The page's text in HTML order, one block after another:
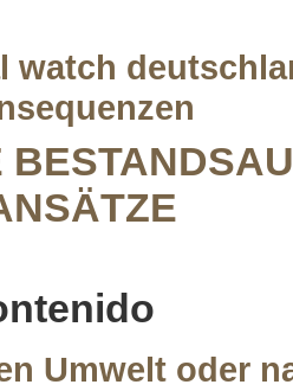
watch
Umwelt oder